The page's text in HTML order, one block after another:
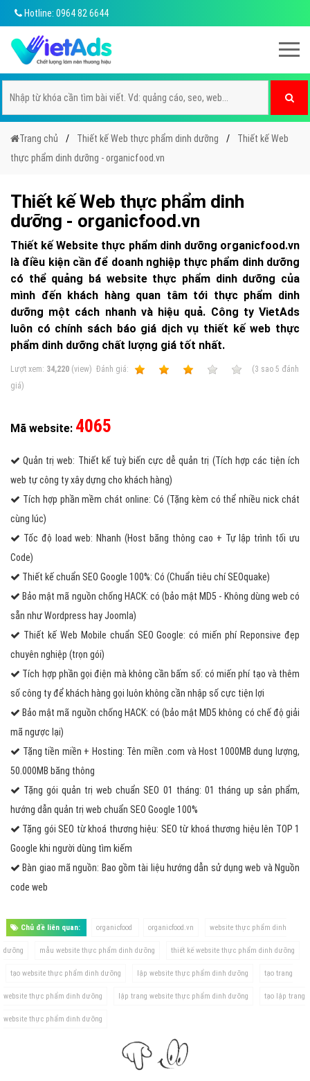
Hotline: 0964 82 6644
Trang chủ Thiết kế Web thực phẩm dinh dưỡng
Thiết kế Web
thực phẩm dinh dưỡng - organicfood.vn
Thiết kế Web thực phẩm dinh
dưỡng - organicfood.vn
Thiết kế Website thực phẩm dinh dưỡng organicfood.vn
là điều kiện cần để doanh nghiệp thực phẩm dinh dưỡng
có thể quảng bá website thực phẩm dinh dưỡng của
mình đến khách hàng quan tâm tới thực phẩm dinh
dưỡng một cách nhanh và hiệu quả. Công ty VietAds
luôn có chính sách báo giá dịch vụ thiết kế web thực
phẩm dinh dưỡng chất lượng giá tốt nhất.
Lượt xem: 34,220 (view) Ðánh giá: (3 sao 5 đánh
giá)
Mã website: 4065
Quản trị web: Thiết kế tuỳ biến cực dễ quản trị (Tích hợp các tiện ích
web tự công ty xây dựng cho khách hàng)
Tích hợp phần mềm chát online: Có (Tặng kèm có thể nhiều nick chát
cùng lúc)
Tốc độ load web: Nhanh (Host băng thông cao + Tự lập trình tối ưu
Code)
Thiết kế chuẩn SEO Google 100%: Có (Chuẩn tiêu chí SEOquake)
Bảo mật mã nguồn chống HACK: có (bảo mật MD5 - Không dùng web có
sẵn như Wordpress hay Joomla)
Thiết kế Web Mobile chuẩn SEO Google: có miến phí Reponsive đẹp
chuyên nghiệp (trọn gói)
Tích hợp phần gọi điện mà không cần bấm số: có miến phí tạo và thêm
số công ty để khách hàng gọi luôn không cần nhập số cực tiện lợi
Bảo mật mã nguồn chống HACK: có (bảo mật MD5 không có chế độ giải
mã ngược lại)
Tặng tiền miền + Hosting: Tên miền .com và Host 1000MB dung lượng,
50.000MB băng thông
Tặng gói quản trị web chuẩn SEO 01 tháng: 01 tháng up sản phẩm,
hướng dẫn quản trị web chuẩn SEO Google 100%
Tặng gói SEO từ khoá thương hiệu: SEO từ khoá thương hiệu lên TOP 1
Google khi người dùng tìm kiếm
Bàn giao mã nguồn: Bao gồm tài liệu hướng dẫn sử dụng web và Nguồn
code web
Chủ đề liên quan: organicfood organicfood.vn website thực phẩm dinh
dưỡng mẫu website thực phẩm dinh dưỡng thiết kế website thực phẩm dinh dưỡng
tạo website thực phẩm dinh dưỡng lập website thực phẩm dinh dưỡng tạo trang
website thực phẩm dinh dưỡng lập trang website thực phẩm dinh dưỡng tạo lập trang
website thực phẩm dinh dưỡng